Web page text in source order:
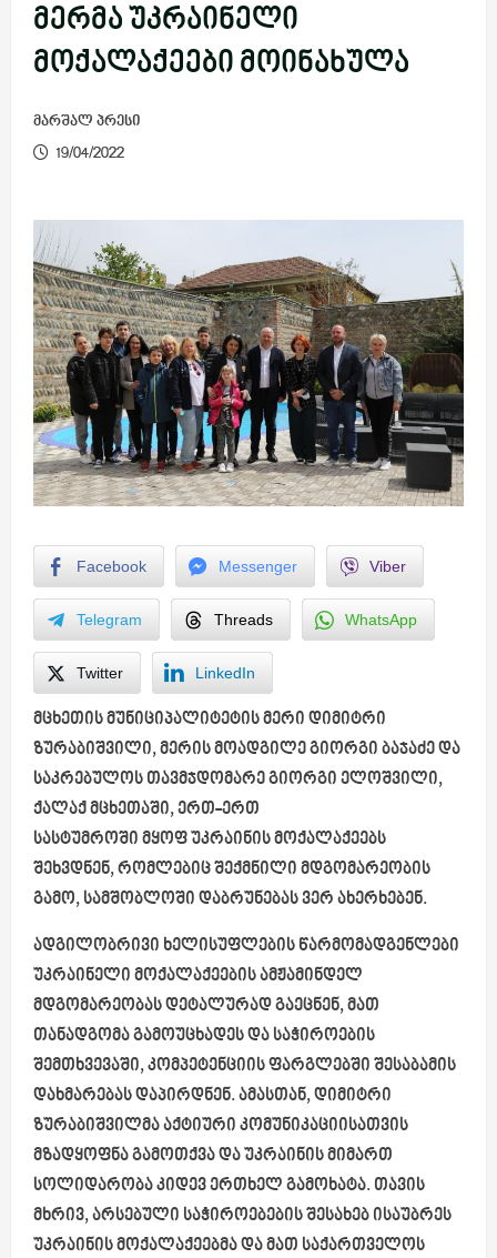
მერმა უკრაინელი
მოქალაქეები მოინახულა
მარშალ პრესი
19/04/2022
Facebook Messenger Viber
Telegram Threads WhatsApp
Twitter LinkedIn
მცხეთის მუნიციპალიტეტის მერი დიმიტრი
ზურაბიშვილი, მერის მოადგილე გიორგი ბაჯაძე და
საკრებულოს თავმჯდომარე გიორგი ელოშვილი,
ქალაქ მცხეთაში, ერთ-ერთ
სასტუმროში მყოფ უკრაინის მოქალაქეებს
შეხვდნენ, რომლებიც შექმნილი მდგომარეობის
გამო, სამშობლოში დაბრუნებას ვერ ახერხებენ.
ადგილობრივი ხელისუფლების წარმომადგენლები
უკრაინელი მოქალაქეების ამჟამინდელ
მდგომარეობას დეტალურად გაეცნენ, მათ
თანადგომა გამოუცხადეს და საჭიროების
შემთხვევაში, კომპეტენციის ფარგლებში შესაბამის
დახმარებას დაპირდნენ. ამასთან, დიმიტრი
ზურაბიშვილმა აქტიური კომუნიკაციისათვის
მზადყოფნა გამოთქვა და უკრაინის მიმართ
სოლიდარობა კიდევ ერთხელ გამოხატა. თავის
მხრივ, არსებული საჭიროებების შესახებ ისაუბრეს
უკრაინის მოქალაქეებმა და მათ საქართველოს